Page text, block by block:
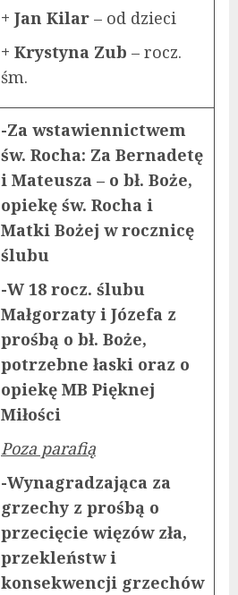
+ Jan Kilar – od dzieci
+ Krystyna Zub – rocz.
śm.
-Za wstawiennictwem
św. Rocha: Za Bernadetę
i Mateusza – o bł. Boże,
opiekę św. Rocha i
Matki Bożej w rocznicę
ślubu
-W 18 rocz. ślubu
Małgorzaty i Józefa z
prośbą o bł. Boże,
potrzebne łaski oraz o
opiekę MB Pięknej
Miłości
Poza parafią
-Wynagradzająca za
grzechy z prośbą o
przecięcie więzów zła,
przekleństw i
konsekwencji grzechów